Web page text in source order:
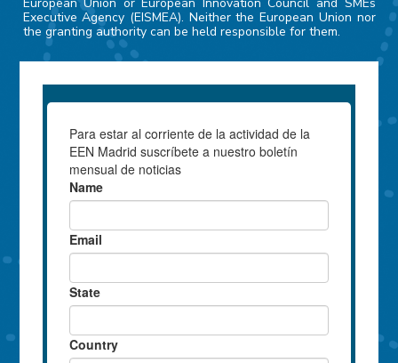
Executive Agency (EISMEA). Neither the European Union nor
the granting authority can be held responsible for them.